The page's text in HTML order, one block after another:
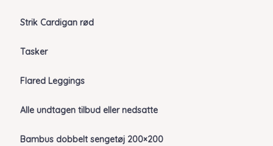
Strik Cardigan rød
Tasker
Flared Leggings
Alle undtagen tilbud eller nedsatte
Bambus dobbelt sengetøj 200×200